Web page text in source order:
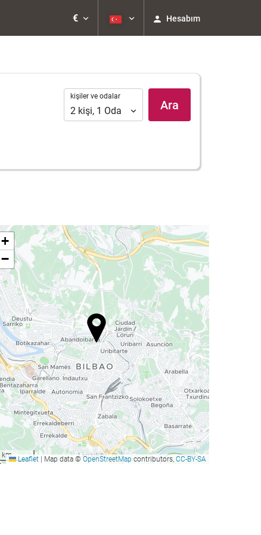
€ Hesabım
kişiler
ve
odalar
kişiler ve odalar
2 kişi, 1 Oda Ara
+
−
km Leaflet Map data © OpenStreetMap contributors, CC-BY-SA